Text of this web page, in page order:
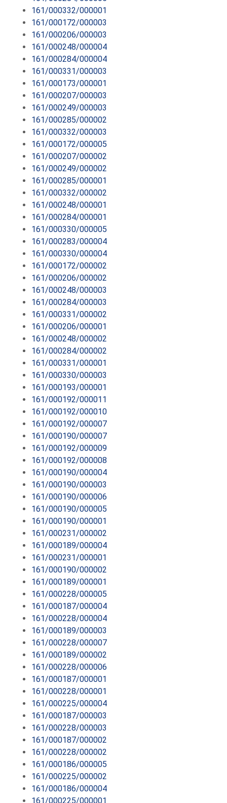
161/000332/000001
161/000172/000003
161/000206/000003
161/000248/000004
161/000284/000004
161/000331/000003
161/000173/000001
161/000207/000003
161/000249/000003
161/000285/000002
161/000332/000003
161/000172/000005
161/000207/000002
161/000249/000002
161/000285/000001
161/000332/000002
161/000248/000001
161/000284/000001
161/000330/000005
161/000283/000004
161/000330/000004
161/000172/000002
161/000206/000002
161/000248/000003
161/000284/000003
161/000331/000002
161/000206/000001
161/000248/000002
161/000284/000002
161/000331/000001
161/000330/000003
161/000193/000001
161/000192/000011
161/000192/000010
161/000192/000007
161/000190/000007
161/000192/000009
161/000192/000008
161/000190/000004
161/000190/000003
161/000190/000006
161/000190/000005
161/000190/000001
161/000231/000002
161/000189/000004
161/000231/000001
161/000190/000002
161/000189/000001
161/000228/000005
161/000187/000004
161/000228/000004
161/000189/000003
161/000228/000007
161/000189/000002
161/000228/000006
161/000187/000001
161/000228/000001
161/000225/000004
161/000187/000003
161/000228/000003
161/000187/000002
161/000228/000002
161/000186/000005
161/000225/000002
161/000186/000004
161/000225/000001